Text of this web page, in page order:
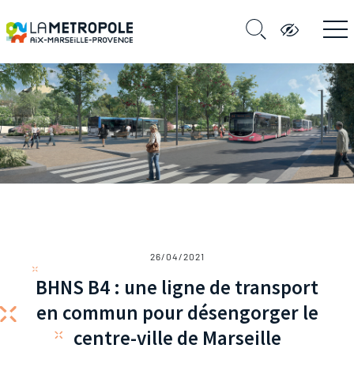
26/04/2021
BHNS B4 : une ligne de transport
en commun pour désengorger le
centre-ville de Marseille